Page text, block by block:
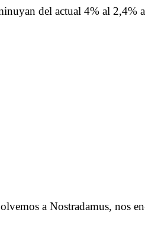
del actual 4% al 2,4%
a Nostradamus, nos